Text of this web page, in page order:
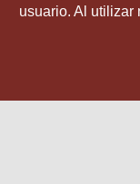
usuario. Al utilizar